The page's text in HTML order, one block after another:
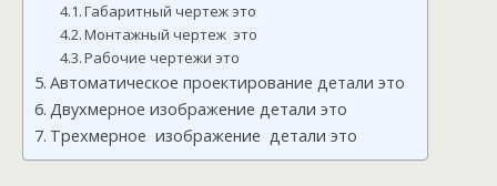
Габаритный чертеж это
Монтажный чертеж это
Рабочие чертежи это
Автоматическое проектирование детали это
Двухмерное изображение детали это
Трехмерное изображение детали это